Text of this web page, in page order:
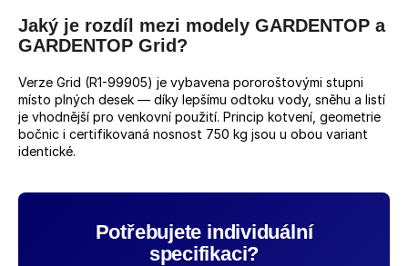
Jaký je rozdíl mezi modely GARDENTOP a
GARDENTOP Grid?
Verze Grid (R1-99905) je vybavena pororoštovými stupni
místo plných desek — díky lepšímu odtoku vody, sněhu a listí
je vhodnější pro venkovní použití. Princip kotvení, geometrie
bočnic i certifikovaná nosnost 750 kg jsou u obou variant
identické.
Potřebujete individuální
specifikaci?